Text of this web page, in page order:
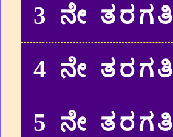
3 ನೇ ತರಗತಿ
4 ನೇ ತರಗತಿ
5 ನೇ ತರಗತಿ